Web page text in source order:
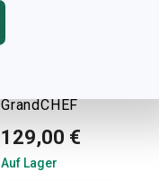
GrandCHEF
129,00 €
Auf Lager